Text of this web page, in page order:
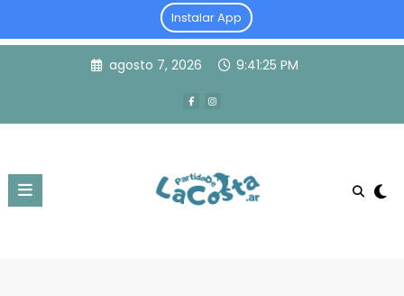
Instalar App
agosto 7, 2026 9:41:26 PM